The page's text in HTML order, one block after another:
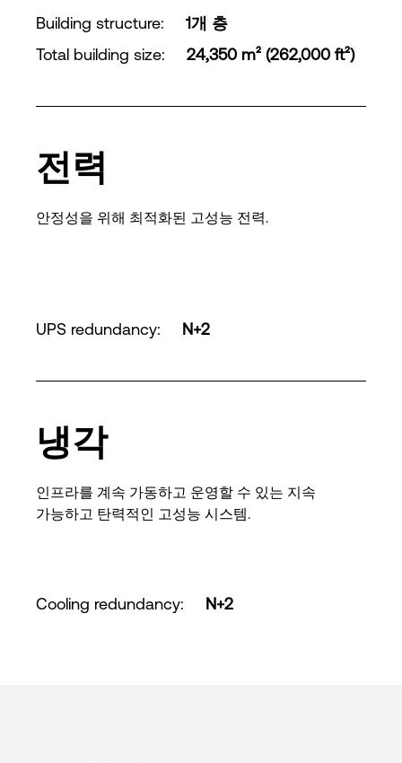
Building structure:
1개 층
Total building size: 24,350 m² (262,000 ft²)
전력
안정성을 위해 최적화된 고성능 전력.
UPS redundancy: N+2
냉각
인프라를 계속 가동하고 운영할 수 있는 지속
가능하고 탄력적인 고성능 시스템.
Cooling redundancy: N+2